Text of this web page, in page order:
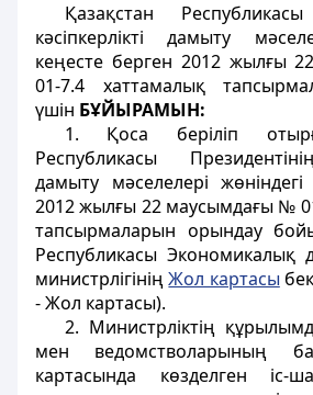
Қазақстан
кәсіпкерлікті дамыту
кеңесте берген 2012 жылғы
01-7.4 хаттамалық
үшін БҰЙЫРАМЫН:
1. Қоса беріліп
Республикасы
дамыту мәселелері
2012 жылғы 22 маусымдағы №
тапсырмаларын орындау
Республикасы Экономикалық
министрлігініңЖол картасы
- Жол картасы).
2. Министрліктің
мен ведомстволарының
картасында көзделген іс-